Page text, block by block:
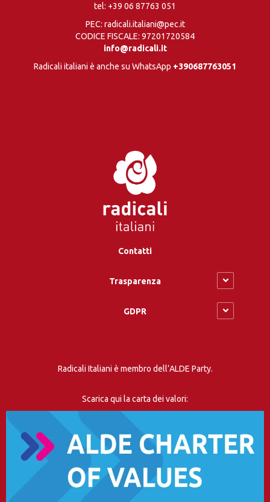
tel: +39 06 87763 051
PEC: radicali.italiani@pec.it
CODICE FISCALE: 97201720584
info@radicali.it
Radicali italiani è anche su WhatsApp +390687763051
Contatti
Trasparenza
GDPR
Radicali Italiani è membro dell’ALDE Party.
Scarica qui la carta dei valori: